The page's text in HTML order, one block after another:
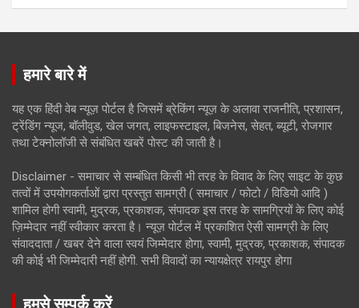
हमारे बारे में
यह एक हिंदी वेब न्यूज़ पोर्टल है जिसमें ब्रेकिंग न्यूज़ के अलावा राजनीति, प्रशासन,
ट्रेंडिंग न्यूज, बॉलीवुड, खेल जगत, लाइफस्टाइल, बिजनेस, सेहत, ब्यूटी, रोजगार
तथा टेक्नोलॉजी से संबंधित खबरें पोस्ट की जाती है।
Disclaimer - समाचार से सम्बंधित किसी भी तरह के विवाद के लिए साइट के कुछ
तत्वों में उपयोगकर्ताओं द्वारा प्रस्तुत सामग्री ( समाचार / फोटो / विडियो आदि )
शामिल होगी स्वामी, मुद्रक, प्रकाशक, संपादक इस तरह के सामग्रियों के लिए कोई
ज़िम्मेदार नहीं स्वीकार करता है। न्यूज़ पोर्टल में प्रकाशित ऐसी सामग्री के लिए
संवाददाता / खबर देने वाला स्वयं जिम्मेदार होगा, स्वामी, मुद्रक, प्रकाशक, संपादक
की कोई भी जिम्मेदारी नहीं होगी. सभी विवादों का न्यायक्षेत्र रायपुर होगा
हमसे सम्पर्क करें